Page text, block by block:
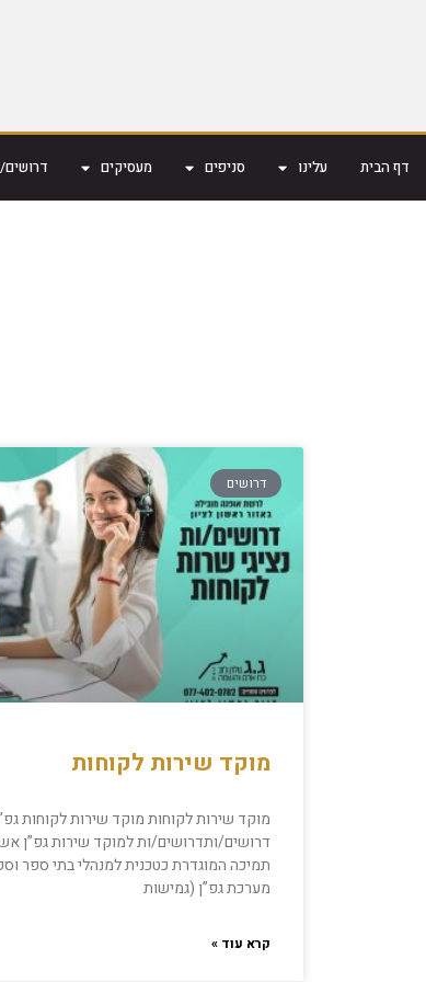
דף הבית עלינו סניפים מעסיקים
דרושים
מוקד שירות לקוחות
מוקד שירות לקוחות מוקד שירות לקוחות
דרושים/ותדרושים/ות למוקד שירות גפ”ן
תמיכה המוגדרת כטכנית למנהלי בתי ספר
מערכת גפ”ן (גמישות
קרא עוד »